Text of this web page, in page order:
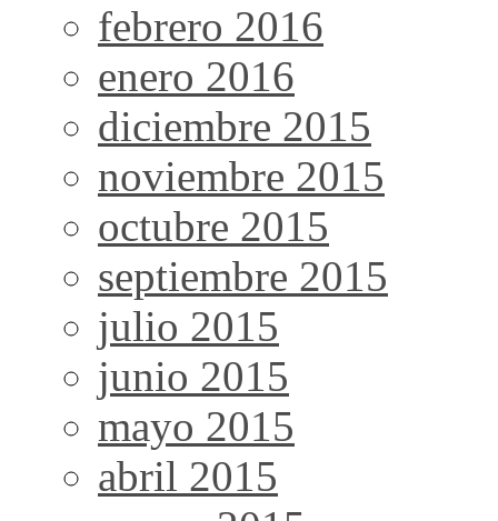
febrero 2016
enero 2016
diciembre 2015
noviembre 2015
octubre 2015
septiembre 2015
julio 2015
junio 2015
mayo 2015
abril 2015